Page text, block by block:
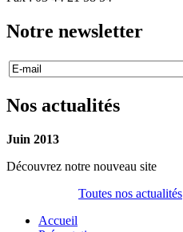
Notre newsletter
Nos actualités
Juin 2013
Découvrez notre nouveau site
Toutes nos actualités
Accueil